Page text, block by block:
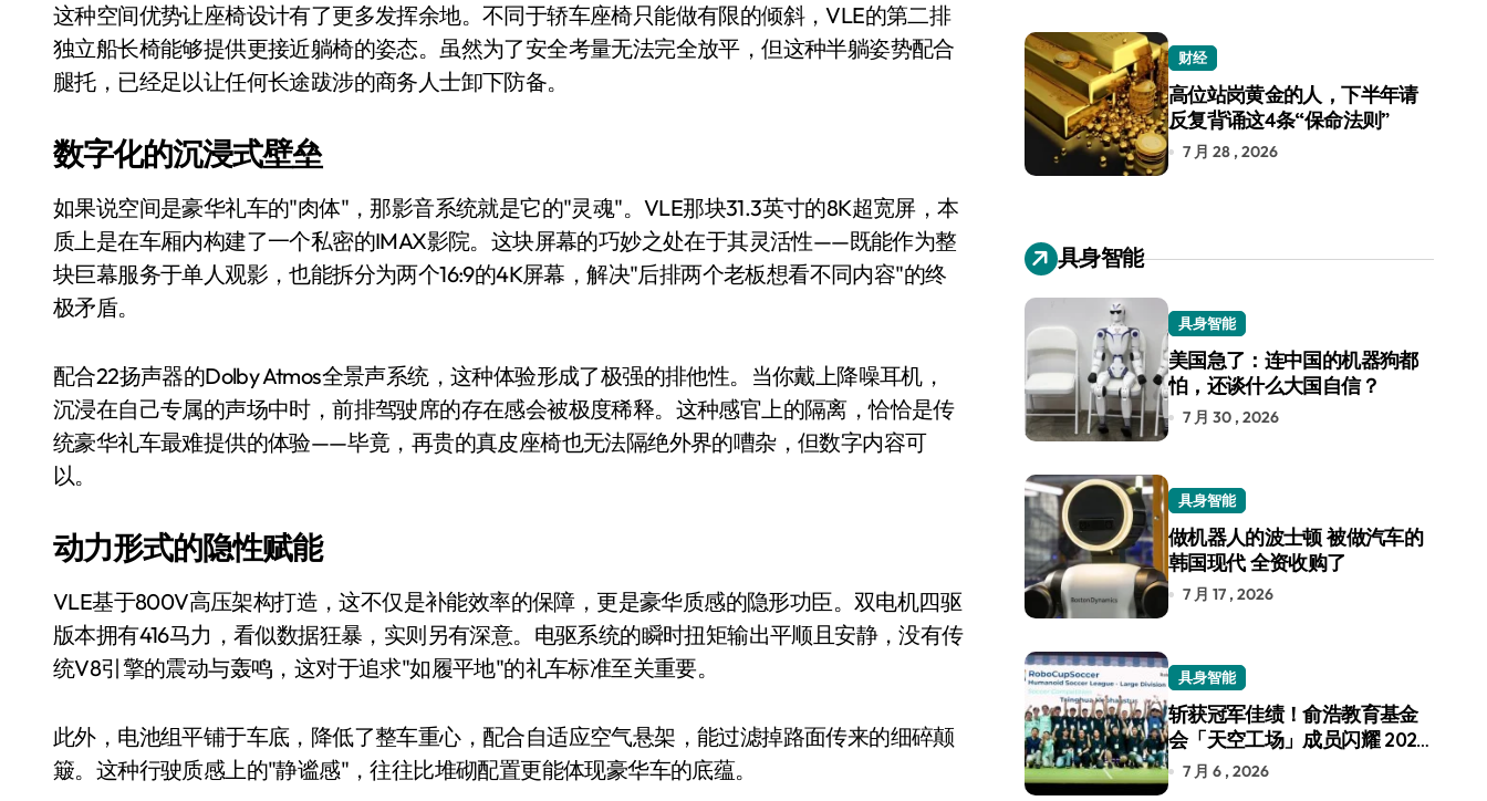
对不起胖东来，我先不学了——永辉的“休克疗法”宣告暂停
国际首次！中国钙钛矿探测器太空“开箱”，一边探测射线一边光伏发电
长鑫上市只是开胃菜：合肥正在下一盘你看不懂的大棋
耳机低音像白开水？90%的人第一步就做错了
复古玩家狂喜：Anbernic第三次复刻GBA SP，情怀拉满
苹果三星偷偷在用的“无感切换”，索尼Bose却学不会？一文讲透
Apple Watch 表盘还能这么玩？保姆级教程，有手就会！
这种空间优势让座椅设计有了更多发挥余地。不同于轿车座椅只能做有限的倾斜，VLE的第二排
独立船长椅能够提供更接近躺椅的姿态。虽然为了安全考量无法完全放平，但这种半躺姿势配合
腿托，已经足以让任何长途跋涉的商务人士卸下防备。
数字化的沉浸式壁垒
如果说空间是豪华礼车的"肉体"，那影音系统就是它的"灵魂"。VLE那块31.3英寸的8K超宽屏，本
质上是在车厢内构建了一个私密的IMAX影院。这块屏幕的巧妙之处在于其灵活性——既能作为整
块巨幕服务于单人观影，也能拆分为两个16:9的4K屏幕，解决"后排两个老板想看不同内容"的终
极矛盾。
配合22扬声器的Dolby Atmos全景声系统，这种体验形成了极强的排他性。当你戴上降噪耳机，
沉浸在自己专属的声场中时，前排驾驶席的存在感会被极度稀释。这种感官上的隔离，恰恰是传
统豪华礼车最难提供的体验——毕竟，再贵的真皮座椅也无法隔绝外界的嘈杂，但数字内容可
以。
动力形式的隐性赋能
VLE基于800V高压架构打造，这不仅是补能效率的保障，更是豪华质感的隐形功臣。双电机四驱
版本拥有416马力，看似数据狂暴，实则另有深意。电驱系统的瞬时扭矩输出平顺且安静，没有传
统V8引擎的震动与轰鸣，这对于追求"如履平地"的礼车标准至关重要。
此外，电池组平铺于车底，降低了整车重心，配合自适应空气悬架，能过滤掉路面传来的细碎颠
簸。这种行驶质感上的"静谧感"，往往比堆砌配置更能体现豪华车的底蕴。
财经
高位站岗黄金的人，下半年请
反复背诵这4条“保命法则”
7 月 28 , 2026
具身智能
具身智能
美国急了：连中国的机器狗都
怕，还谈什么大国自信？
7 月 30 , 2026
具身智能
做机器人的波士顿 被做汽车的
韩国现代 全资收购了
7 月 17 , 2026
具身智能
斩获冠军佳绩！俞浩教育基金
会「天空工场」成员闪耀 2026
RoboCup 机器人世界杯
7 月 6 , 2026